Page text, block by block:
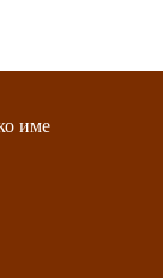
име